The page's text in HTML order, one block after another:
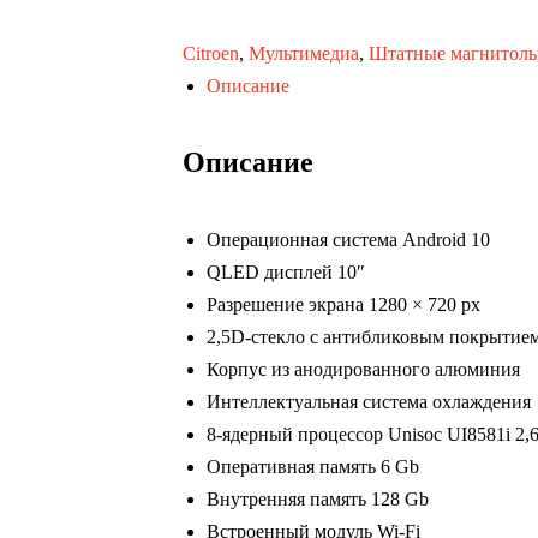
Citroen, Мультимедиа, Штатные
Описание
Описание
Операционная система Android 10
QLED дисплей 10″
Разрешение экрана 1280 × 720 px
2,5D-стекло с антибликовым
Корпус из анодированного алюминия
Интеллектуальная система охлаждения
8-ядерный процессор Unisoc UI8581i
Оперативная память 6 Gb
Внутренняя память 128 Gb
Встроенный модуль Wi-Fi